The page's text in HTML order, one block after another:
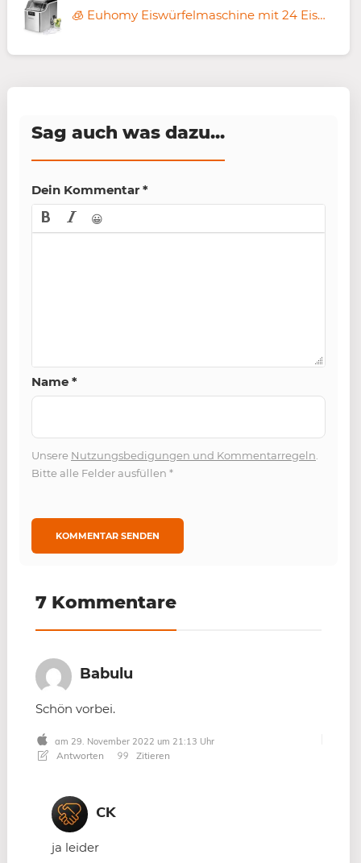
🧊 Euhomy Eiswürfelmaschine mit 24 Eiswürfeln in 13 Minuten für 139€ (statt 170€)
Sag auch was dazu...
Dein Kommentar *
😀
Name *
Unsere Nutzungsbedigungen und Kommentarregeln
Bitte alle Felder ausfüllen *
7 Kommentare
Babulu
Schön vorbei.
am 29. November 2022 um 21:13 Uhr
Antworten Zitieren
CK
ja leider